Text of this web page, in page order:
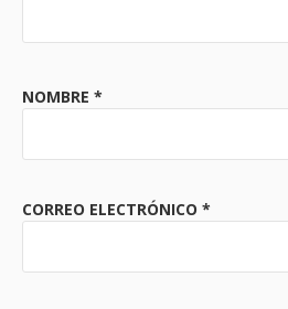
NOMBRE *
CORREO ELECTRÓNICO *